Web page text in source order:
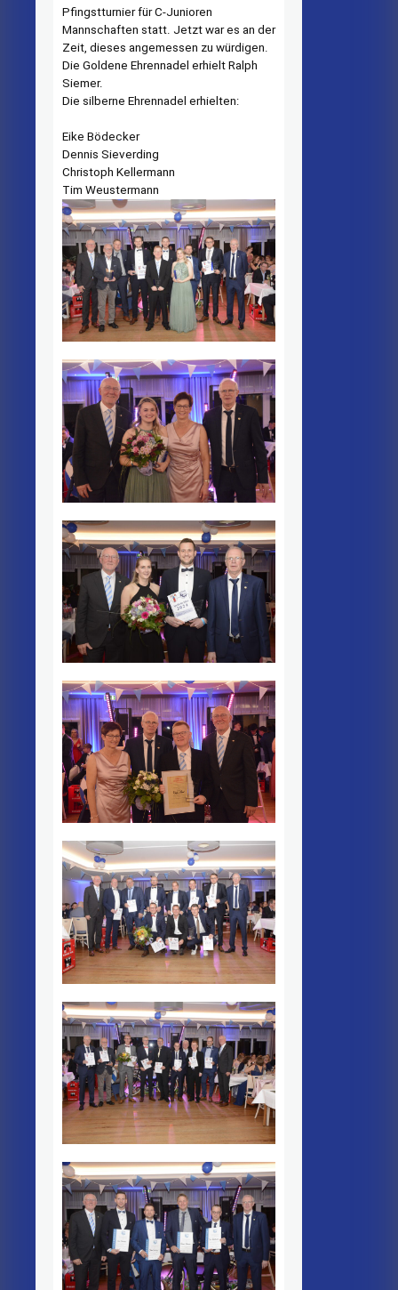
Pfingstturnier für C-Junioren
Mannschaften statt. Jetzt war es an der
Zeit, dieses angemessen zu würdigen.
Die Goldene Ehrennadel erhielt Ralph
Siemer.
Die silberne Ehrennadel erhielten:
Eike Bödecker
Dennis Sieverding
Christoph Kellermann
Tim Weustermann